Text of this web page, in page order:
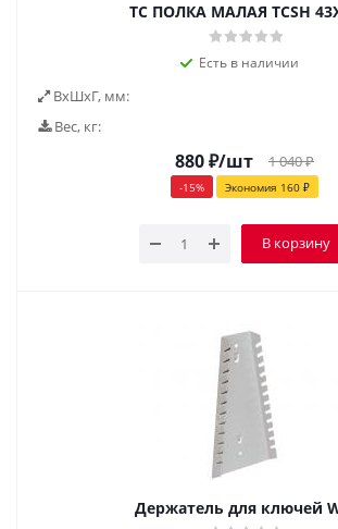
TC ПОЛКА МАЛАЯ TCSH
Есть в наличии
ВxШxГ, мм:
Вес, кг:
880₽/шт 1 040₽
-15% Экономия 160 ₽
В корзину
Держатель для ключей